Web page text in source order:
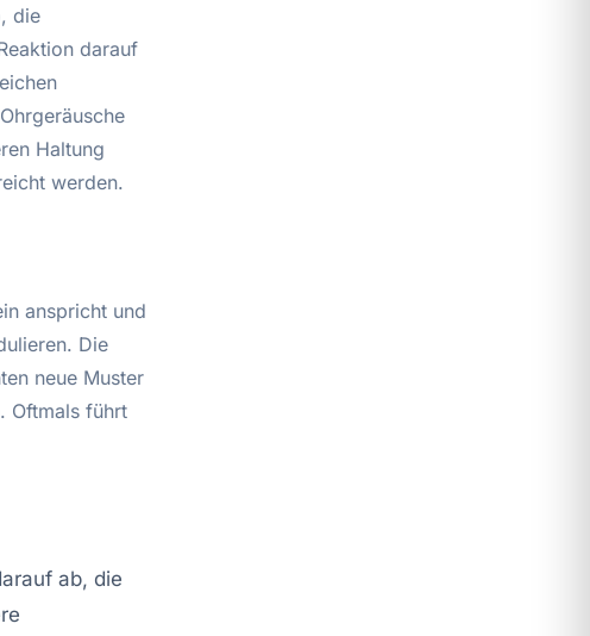
die
darauf
Haltung
werden.
anspricht und
Die
neue Muster
Oftmals führt
ab, die